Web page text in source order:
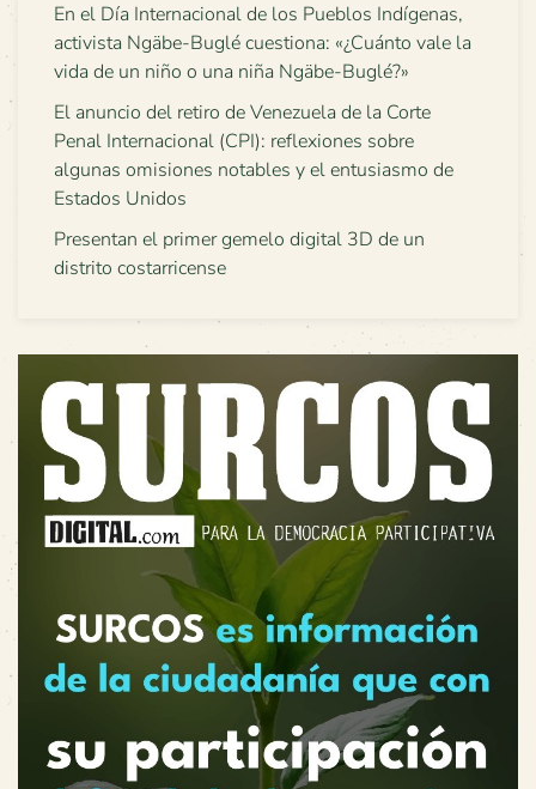
En el Día Internacional de los Pueblos Indígenas,
activista Ngäbe-Buglé cuestiona: «¿Cuánto vale la
vida de un niño o una niña Ngäbe-Buglé?»
El anuncio del retiro de Venezuela de la Corte
Penal Internacional (CPI): reflexiones sobre
algunas omisiones notables y el entusiasmo de
Estados Unidos
Presentan el primer gemelo digital 3D de un
distrito costarricense